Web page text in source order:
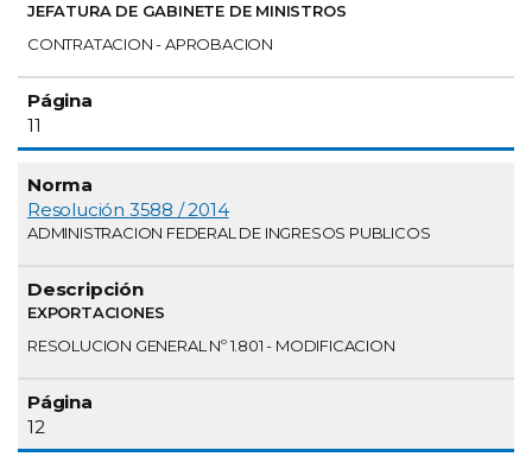
JEFATURA DE GABINETE DE MINISTROS
CONTRATACION - APROBACION
11
Resolución 3588 / 2014
ADMINISTRACION FEDERAL DE INGRESOS PUBLICOS
EXPORTACIONES
RESOLUCION GENERAL Nº 1.801 - MODIFICACION
12